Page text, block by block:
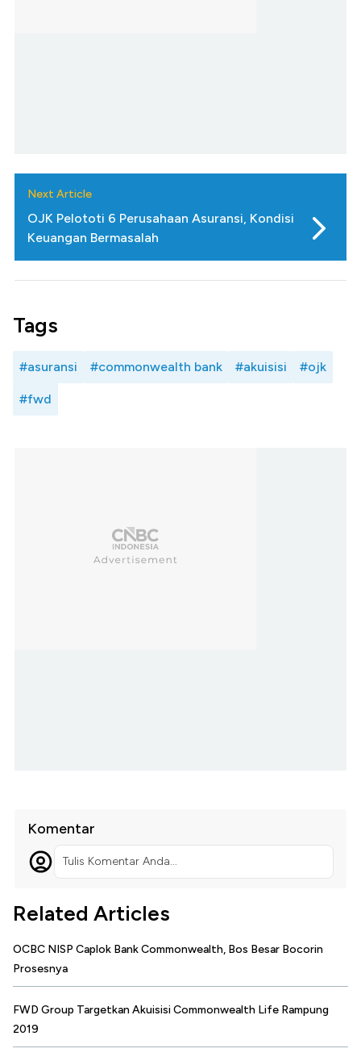
Next Article
OJK Pelototi 6 Perusahaan Asuransi, Kondisi
Keuangan Bermasalah
Tags
#asuransi #commonwealth bank #akuisisi #ojk
#fwd
Komentar
Tulis Komentar Anda...
Related Articles
OCBC NISP Caplok Bank Commonwealth, Bos Besar Bocorin
Prosesnya
FWD Group Targetkan Akuisisi Commonwealth Life Rampung
2019